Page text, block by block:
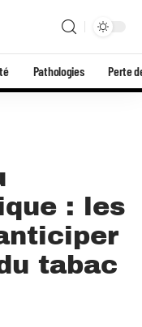
Pathologies Perte
: les
tabac